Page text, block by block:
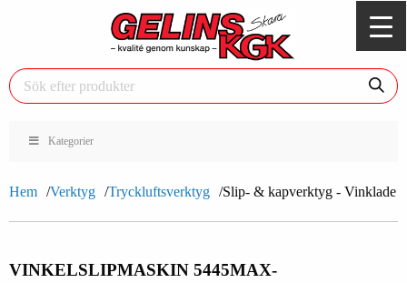
Kategorier
Hem Verktyg Tryckluftsverktyg Slip- & kapverktyg - Vinklade
VINKELSLIPMASKIN 5445MAX-